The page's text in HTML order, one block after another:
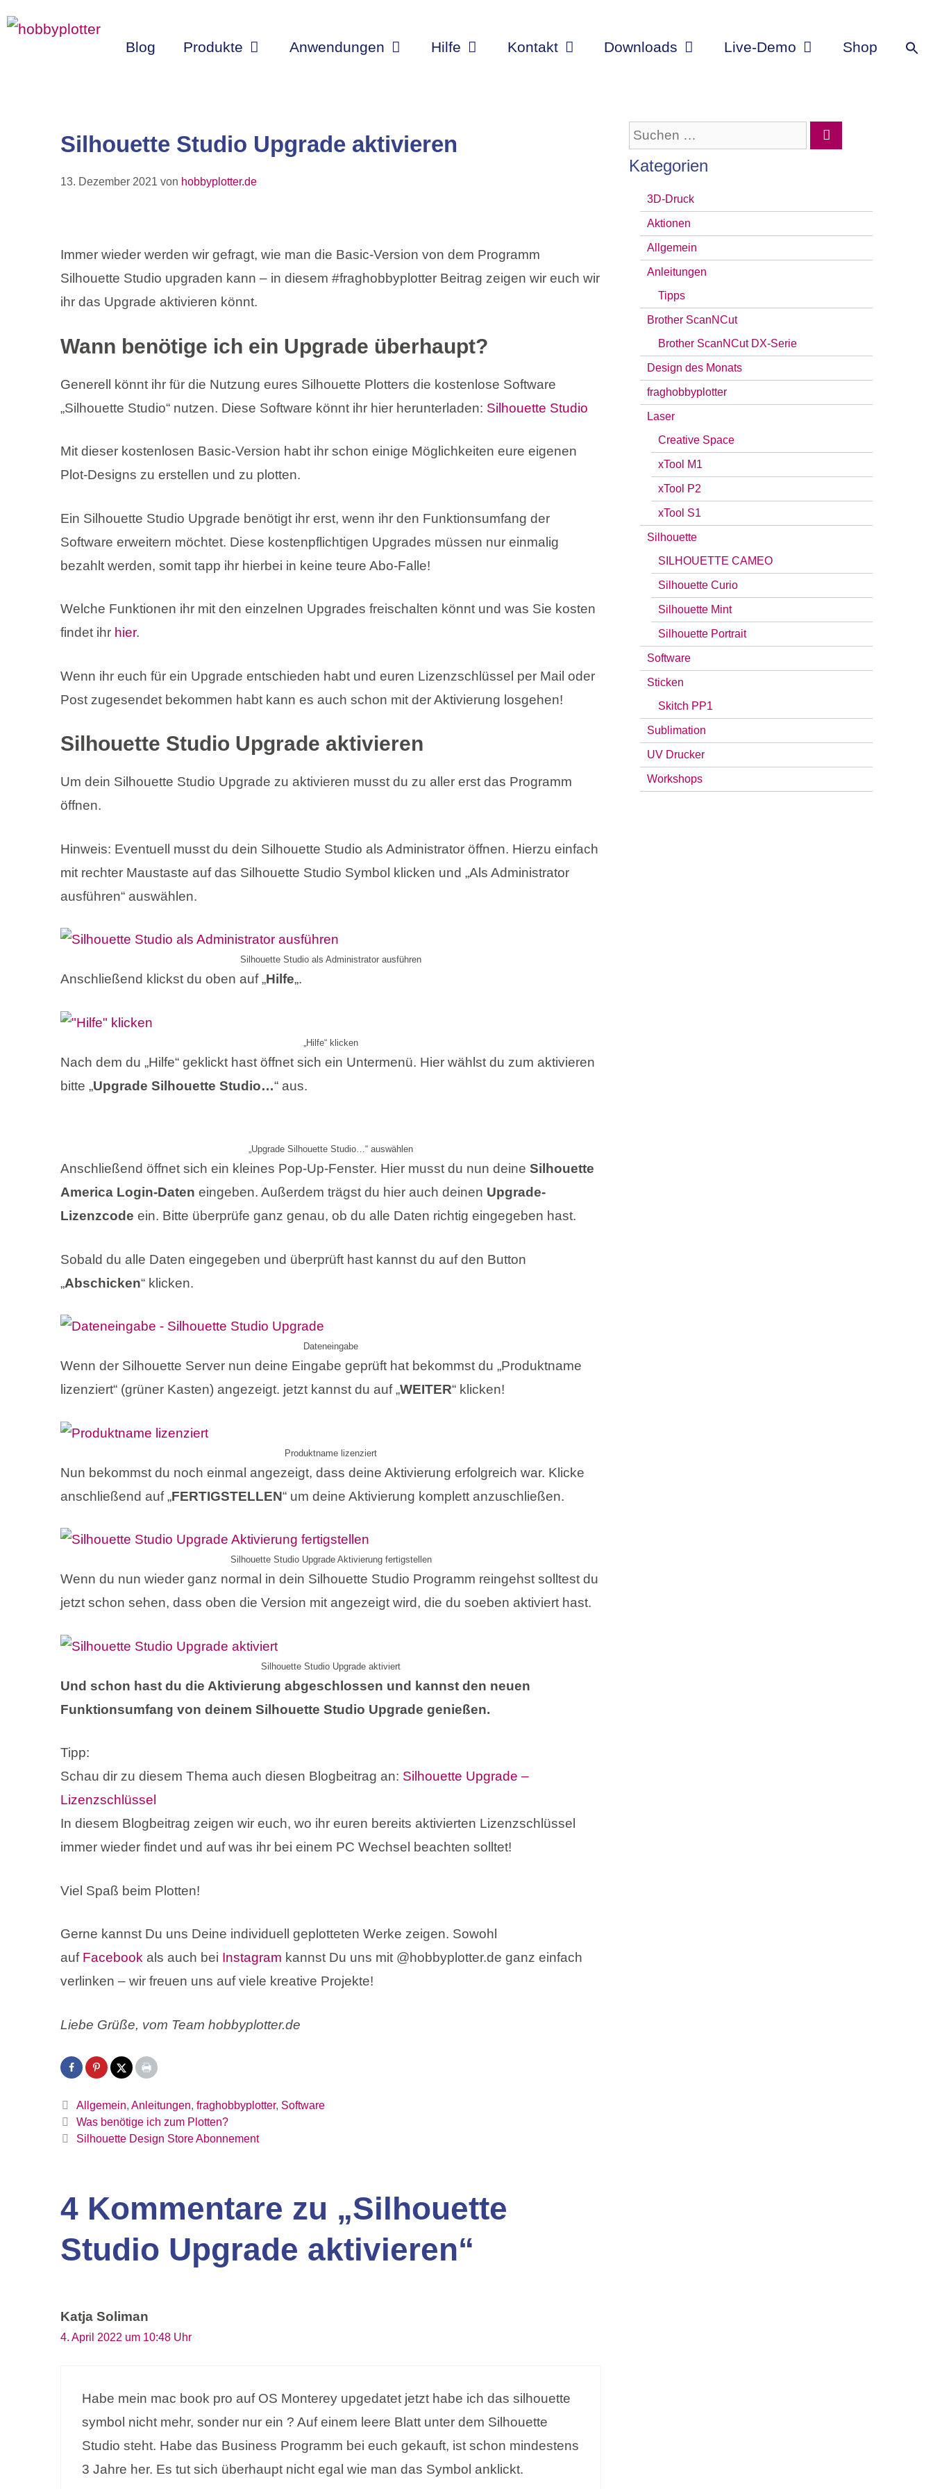
Inhalt
Blog Produkte Anwendungen Hilfe Kontakt Downloads Live-Demo Shop
Silhouette Studio Upgrade aktivieren
13. Dezember 2021 von hobbyplotter.de
Immer wieder werden wir gefragt, wie man die Basic-Version von dem Programm
Silhouette Studio upgraden kann – in diesem #fraghobbyplotter Beitrag zeigen wir euch wir
ihr das Upgrade aktivieren könnt.
Wann benötige ich ein Upgrade überhaupt?
Generell könnt ihr für die Nutzung eures Silhouette Plotters die kostenlose Software
„Silhouette Studio“ nutzen. Diese Software könnt ihr hier herunterladen: Silhouette Studio
Mit dieser kostenlosen Basic-Version habt ihr schon einige Möglichkeiten eure eigenen
Plot-Designs zu erstellen und zu plotten.
Ein Silhouette Studio Upgrade benötigt ihr erst, wenn ihr den Funktionsumfang der
Software erweitern möchtet. Diese kostenpflichtigen Upgrades müssen nur einmalig
bezahlt werden, somit tapp ihr hierbei in keine teure Abo-Falle!
Welche Funktionen ihr mit den einzelnen Upgrades freischalten könnt und was Sie kosten
findet ihr hier.
Wenn ihr euch für ein Upgrade entschieden habt und euren Lizenzschlüssel per Mail oder
Post zugesendet bekommen habt kann es auch schon mit der Aktivierung losgehen!
Silhouette Studio Upgrade aktivieren
Um dein Silhouette Studio Upgrade zu aktivieren musst du zu aller erst das Programm
öffnen.
Hinweis: Eventuell musst du dein Silhouette Studio als Administrator öffnen. Hierzu einfach
mit rechter Maustaste auf das Silhouette Studio Symbol klicken und „Als Administrator
ausführen“ auswählen.
Silhouette Studio als Administrator ausführen
Anschließend klickst du oben auf „Hilfe„.
„Hilfe“ klicken
Nach dem du „Hilfe“ geklickt hast öffnet sich ein Untermenü. Hier wählst du zum aktivieren
bitte „Upgrade Silhouette Studio…“ aus.
„Upgrade Silhouette Studio…“ auswählen
Anschließend öffnet sich ein kleines Pop-Up-Fenster. Hier musst du nun deine Silhouette
America Login-Daten eingeben. Außerdem trägst du hier auch deinen Upgrade-
Lizenzcode ein. Bitte überprüfe ganz genau, ob du alle Daten richtig eingegeben hast.
Sobald du alle Daten eingegeben und überprüft hast kannst du auf den Button
„Abschicken“ klicken.
Dateneingabe
Wenn der Silhouette Server nun deine Eingabe geprüft hat bekommst du „Produktname
lizenziert“ (grüner Kasten) angezeigt. jetzt kannst du auf „WEITER“ klicken!
Produktname lizenziert
Nun bekommst du noch einmal angezeigt, dass deine Aktivierung erfolgreich war. Klicke
anschließend auf „FERTIGSTELLEN“ um deine Aktivierung komplett anzuschließen.
Silhouette Studio Upgrade Aktivierung fertigstellen
Wenn du nun wieder ganz normal in dein Silhouette Studio Programm reingehst solltest du
jetzt schon sehen, dass oben die Version mit angezeigt wird, die du soeben aktiviert hast.
Silhouette Studio Upgrade aktiviert
Und schon hast du die Aktivierung abgeschlossen und kannst den neuen
Funktionsumfang von deinem Silhouette Studio Upgrade genießen.
Tipp:
Schau dir zu diesem Thema auch diesen Blogbeitrag an: Silhouette Upgrade –
Lizenzschlüssel
In diesem Blogbeitrag zeigen wir euch, wo ihr euren bereits aktivierten Lizenzschlüssel
immer wieder findet und auf was ihr bei einem PC Wechsel beachten solltet!
Viel Spaß beim Plotten!
Gerne kannst Du uns Deine individuell geplotteten Werke zeigen. Sowohl
auf Facebook als auch bei Instagram kannst Du uns mit @hobbyplotter.de ganz einfach
verlinken – wir freuen uns auf viele kreative Projekte!
Liebe Grüße, vom Team hobbyplotter.de
Kategorien
Allgemein, Anleitungen, fraghobbyplotter, Software
Was benötige ich zum Plotten?
Silhouette Design Store Abonnement
4 Kommentare zu „Silhouette
Studio Upgrade aktivieren“
Katja Soliman
4. April 2022 um 10:48 Uhr
Habe mein mac book pro auf OS Monterey upgedatet jetzt habe ich das silhouette
symbol nicht mehr, sonder nur ein ? Auf einem leere Blatt unter dem Silhouette
Studio steht. Habe das Business Programm bei euch gekauft, ist schon mindestens
3 Jahre her. Es tut sich überhaupt nicht egal wie man das Symbol anklickt.
Suchen
Kategorien
3D-Druck
Aktionen
Allgemein
Anleitungen
Tipps
Brother ScanNCut
Brother ScanNCut DX-Serie
Design des Monats
fraghobbyplotter
Laser
Creative Space
xTool M1
xTool P2
xTool S1
Silhouette
SILHOUETTE CAMEO
Silhouette Curio
Silhouette Mint
Silhouette Portrait
Software
Sticken
Skitch PP1
Sublimation
UV Drucker
Workshops